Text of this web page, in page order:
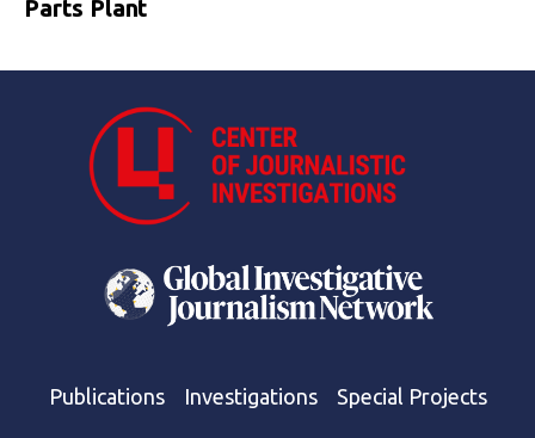
Parts Plant
Publications Investigations Special Projects